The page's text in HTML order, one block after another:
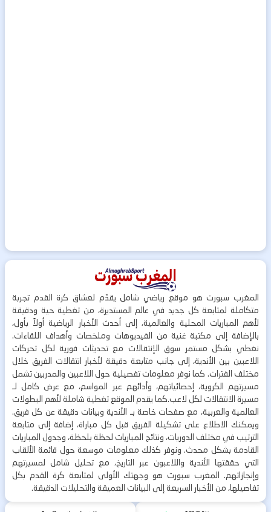
المغرب سبورت هو موقع رياضي شامل يقدّم لعشاق كرة القدم تجربة
متكاملة لمتابعة كل جديد في عالم المستديرة، من تغطية حية ودقيقة
لأهم المباريات المحلية والعالمية، إلى أحدث الأخبار الرياضية أولاً بأول،
بالإضافة إلى مكتبة غنية من الفيديوهات وملخصات وأهداف اللقاءات.
نغطي بشكل مستمر سوق الإنتقالات مع تحديثات فورية لكل تحركات
اللاعبين بين الأندية، إلى جانب متابعة دقيقة لأخبار انتقالات الفريق خلال
مختلف الفترات. كما نوفر معلومات تفصيلية حول اللاعبين والمدربين تشمل
مسيرتهم الكروية، إحصائياتهم، وأدائهم عبر المواسم، مع عرض كامل لـ
مسيرة الانتقالات لكل لاعب.كما يقدم الموقع تغطية شاملة لأهم البطولات
العالمية والعربية، مع صفحات خاصة بـ الأندية وبيانات دقيقة عن كل فريق.
ويمكنك الاطلاع على تشكيلة الفريق قبل كل مباراة، إضافة إلى متابعة
الترتيب في مختلف الدوريات، ونتائج المباريات لحظة بلحظة، وجدول المباريات
القادمة بشكل محدث. ونوفر كذلك معلومات موسعة حول قائمة الألقاب
التي حققتها الأندية واللاعبون عبر التاريخ، مع تحليل شامل لمسيرتهم
وإنجازاتهم. المغرب سبورت هو وجهتك الأولى لمتابعة كرة القدم بكل
تفاصيلها، من الأخبار السريعة إلى البيانات العميقة والتحليلات الدقيقة.